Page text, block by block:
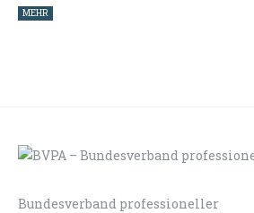
MEHR
Bundesverband professioneller